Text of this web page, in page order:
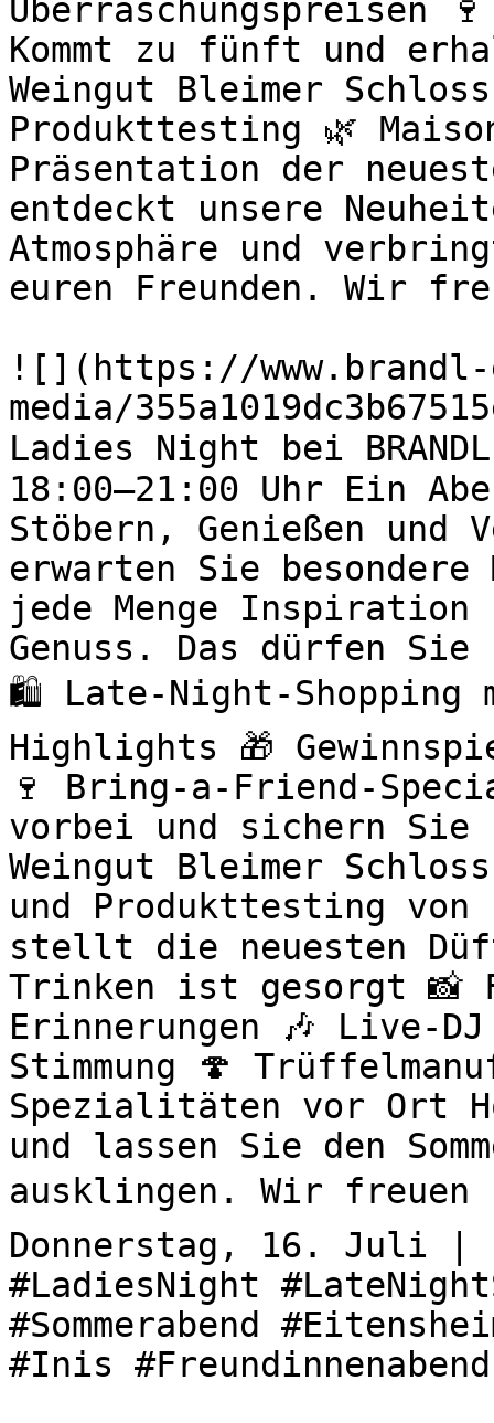
Überraschungspreisen
Kommt zu fünft und
Weingut Bleimer
Produkttesting 🌿
Präsentation der
entdeckt unsere
Atmosphäre und
euren Freunden. Wir
![](https://
media/
Ladies Night bei
18:00–21:00 Uhr Ein
Stöbern, Genießen und
erwarten Sie besondere
jede Menge
Genuss. Das dürfen
🛍️ Late-Night-
Highlights 🎁
🍷 Bring-a-Friend-
vorbei und sichern Sie
Weingut Bleimer
und Produkttesting
stellt die neuesten
Trinken ist gesorgt 📸
Erinnerungen 🎶
Stimmung 🍄
Spezialitäten vor Ort
und lassen Sie den
ausklingen. Wir freuen
Donnerstag, 16. Juli |
#LadiesNight
#Sommerabend
#Inis